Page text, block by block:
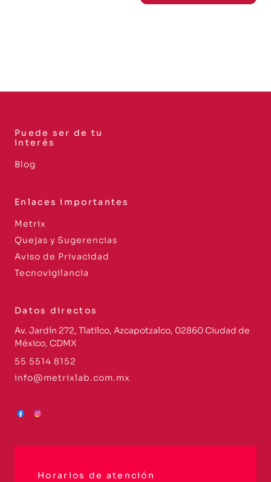
Puede ser de tu
interés
Blog
Enlaces importantes
Metrix
Quejas y Sugerencias
Aviso de Privacidad
Tecnovigilancia
Datos directos
Av. Jardín 272, Tlatilco, Azcapotzalco, 02860 Ciudad de
México, CDMX
55 5514 8152
info@metrixlab.com.mx
Horarios de atención